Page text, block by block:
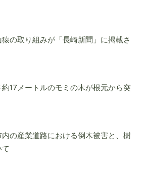
猿の取り組みが「長崎新聞」に掲載さ
約17メートルのモミの木が根元から突
内の産業道路における倒木被害と、樹